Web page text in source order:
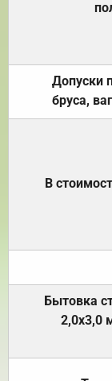
Допуски
бруса,
В
Бытовка
2,0х3,0